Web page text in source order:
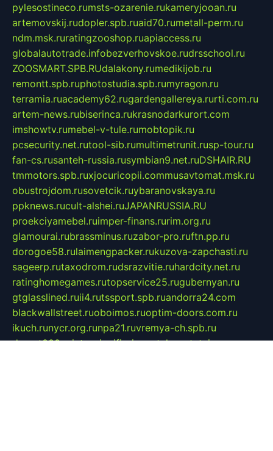
pylesostineco.rumsts-ozarenie.rukameryjooan.ru
artemovskij.rudopler.spb.ruaid70.rumetall-perm.ru
ndm.msk.ruratingzooshop.ruapiaccess.ru
globalautotrade.infobezverhovskoe.rudrsschool.ru
ZOOSMART.SPB.RUdalakony.rumedikijob.ru
remontt.spb.ruphotostudia.spb.rumyragon.ru
terramia.ruacademy62.rugardengallereya.rurti.com.ru
artem-news.rubiserinca.rukrasnodarkurort.com
imshowtv.rumebel-v-tule.rumobtopik.ru
pcsecurity.net.rutool-sib.rumultimetrunit.rusp-tour.ru
fan-cs.rusanteh-russia.rusymbian9.net.ruDSHAIR.RU
tmmotors.spb.ruxjocuricopii.commusavtomat.msk.ru
obustrojdom.rusovetcik.ruybaranovskaya.ru
ppknews.rucult-alshei.ruJAPANRUSSIA.RU
proekciyamebel.ruimper-finans.rurim.org.ru
glamourai.rubrassminus.ruzabor-pro.ruftn.pp.ru
dorogoe58.rulaimengpacker.rukuzova-zapchasti.ru
sageerp.rutaxodrom.rudsrazvitie.ruhardcity.net.ru
ratinghomegames.rutopservice25.rugubernyan.ru
gtglasslined.ruii4.rutssport.spb.ruandorra24.com
blackwallstreet.ruoboimos.ruoptim-doors.com.ru
ikuch.runycr.org.runpa21.ruvremya-ch.spb.ru
desert000.ruivtorgi.ruifiori.rucatalog-statei.ru